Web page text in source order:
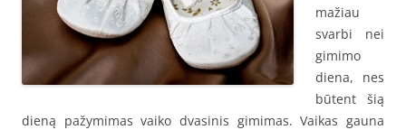
mažiau
svarbi nei
gimimo
diena, nes
būtent šią
dieną pažymimas vaiko dvasinis gimimas. Vaikas gauna